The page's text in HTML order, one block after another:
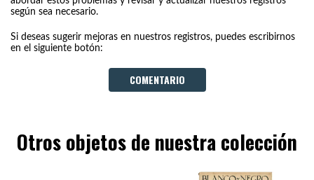
según sea necesario.
Si deseas sugerir mejoras en nuestros registros, puedes escribirnos
en el siguiente botón:
COMENTARIO
Otros objetos de nuestra colección